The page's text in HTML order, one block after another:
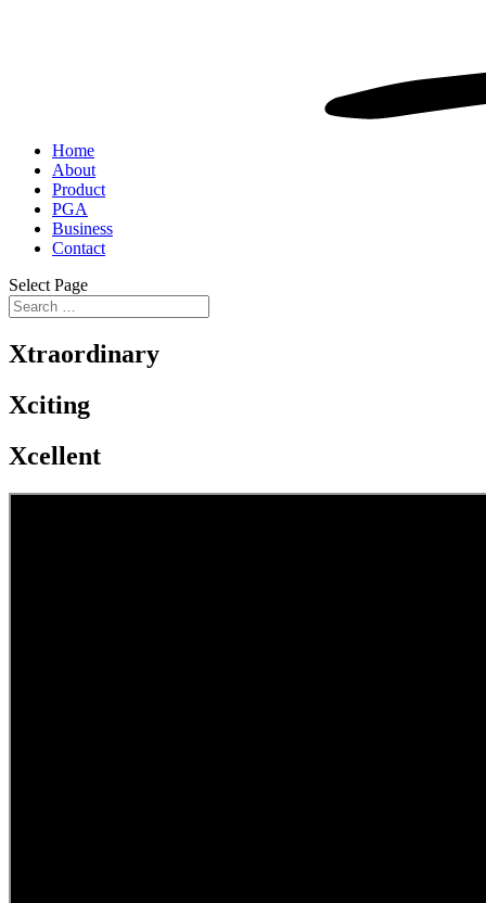
Home
About
Product
PGA
Business
Contact
Select Page
Xtraordinary
Xciting
Xcellent